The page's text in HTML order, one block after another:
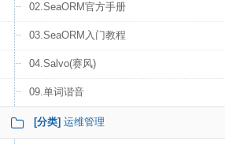
02.SeaORM官方手册
03.SeaORM入门教程
04.Salvo(赛风)
09.单词谐音
[分类] 运维管理